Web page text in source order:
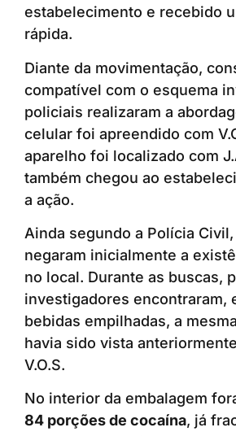
estabelecimento e recebido
rápida.
Diante da movimentação,
compatível com o esquema
policiais realizaram a
celular foi apreendido com
aparelho foi localizado com
também chegou ao
a ação.
Ainda segundo a Polícia
negaram inicialmente a
no local. Durante as buscas,
investigadores encontraram,
bebidas empilhadas, a
havia sido vista
V.O.S.
No interior da embalagem
84 porções de cocaína, já